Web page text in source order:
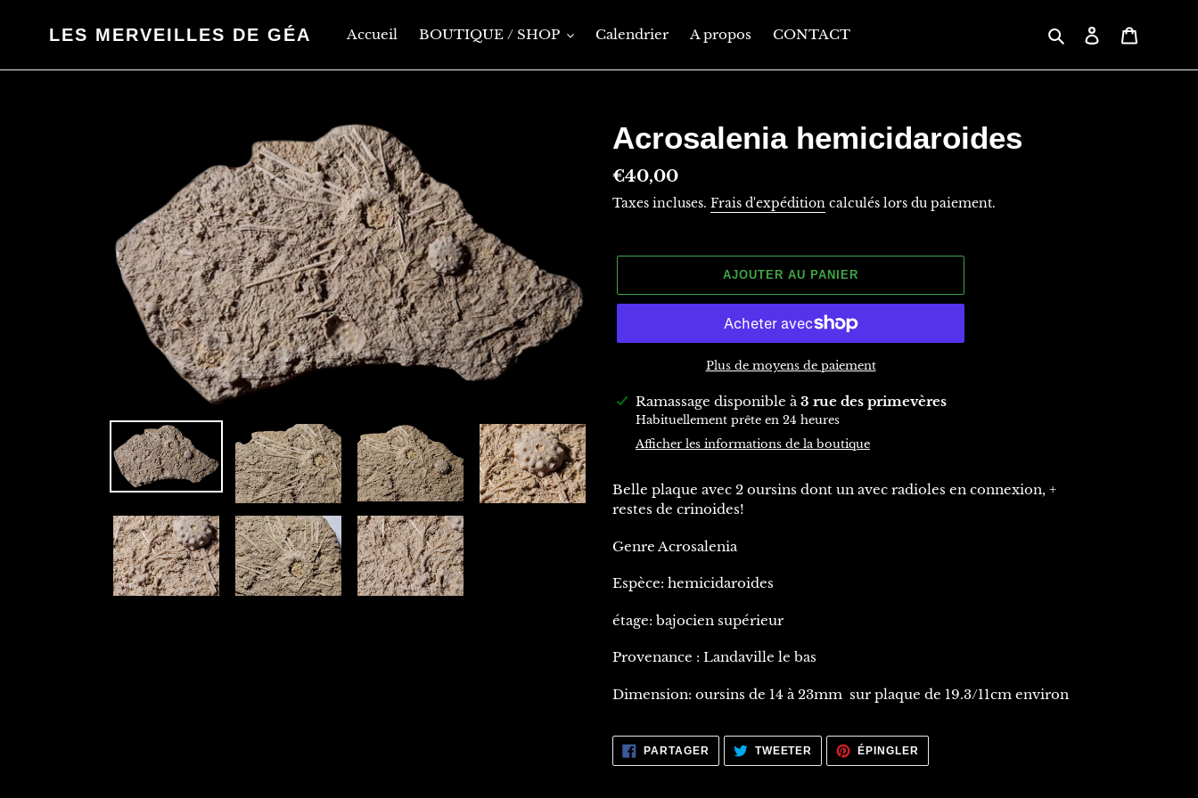
LES MERVEILLES DE GÉA Accueil BOUTIQUE / SHOP Calendrier A propos CONTACT RechercherSe connecter
Acrosalenia hemicidaroides
Prix
normal
€40,00
Taxes incluses. Frais d'expédition calculés lors du paiement.
AJOUTER AU PANIER
Plus de moyens de paiement
Ajout
d'un
produit
votre
panier
Ramassage disponible à3 rue des primevères
Habituellement prête en 24 heures
Afficher les informations de la boutique
Belle plaque avec 2 oursins dont un avec radioles en connexion, +
restes de crinoides!
Genre Acrosalenia
Espèce: hemicidaroides
étage: bajocien supérieur
Provenance : Landaville le bas
Dimension: oursins de 14 à 23mm sur plaque de 19.3/11cm environ
PARTAGER PARTAGER
SUR
FACEBOOK
TWEETER TWEETER
SUR
TWITTER
ÉPINGLER
PINTEREST